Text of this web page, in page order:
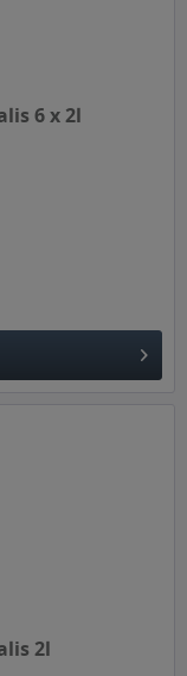
6 x 2l
2l